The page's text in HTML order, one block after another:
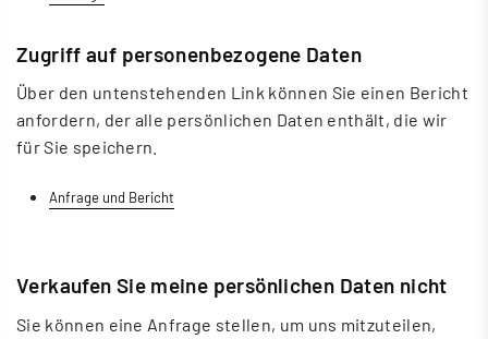
Zugriff auf personenbezogene Daten
Über den untenstehenden Link können Sie einen Bericht
anfordern, der alle persönlichen Daten enthält, die wir
für Sie speichern.
Anfrage und Bericht
Verkaufen Sie meine persönlichen Daten nicht
Sie können eine Anfrage stellen, um uns mitzuteilen,